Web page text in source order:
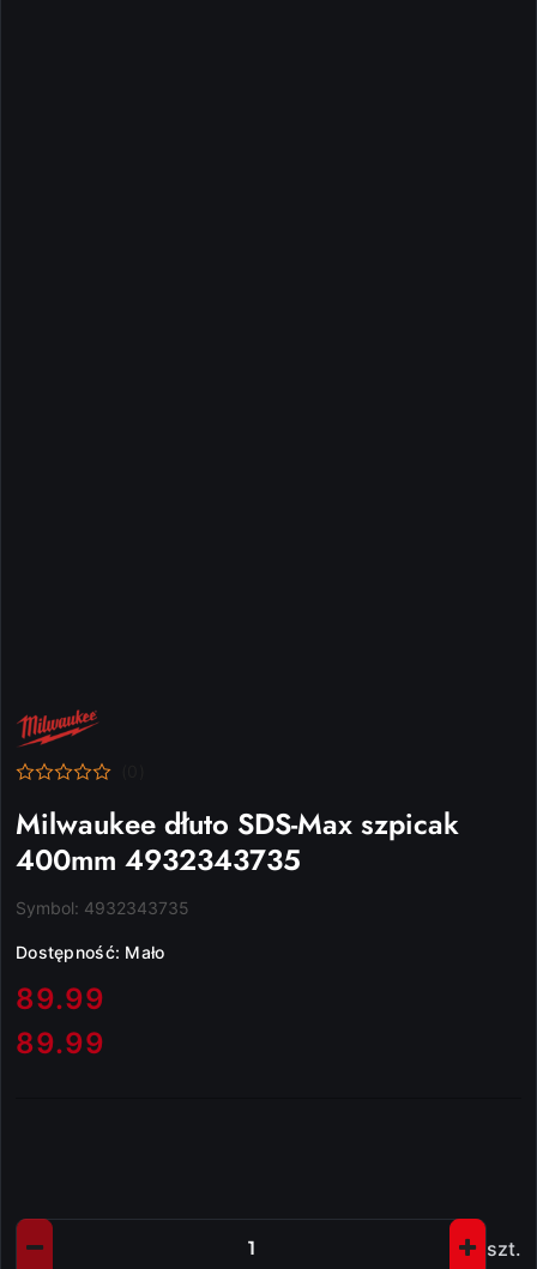
NAZWA
PRODUCENTA:
MILWAUKEE
Milwaukee dłuto SDS-Max szpicak
400mm 4932343735
Symbol: 4932343735
Dostępność: Mało
cena:
89.99
Cena:
89.99
Ilość szt.